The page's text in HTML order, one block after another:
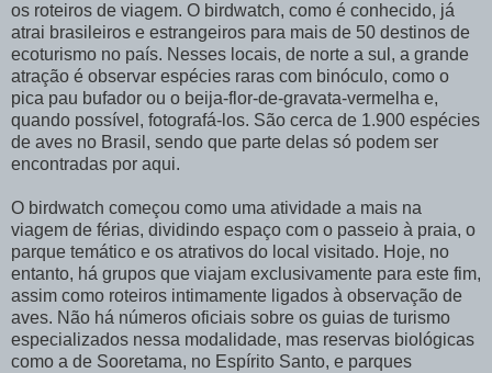
os roteiros de viagem. O birdwatch, como é conhecido, já
atrai brasileiros e estrangeiros para mais de 50 destinos de
ecoturismo no país. Nesses locais, de norte a sul, a grande
atração é observar espécies raras com binóculo, como o
pica pau bufador ou o beija-flor-de-gravata-vermelha e,
quando possível, fotografá-los. São cerca de 1.900 espécies
de aves no Brasil, sendo que parte delas só podem ser
encontradas por aqui.
O birdwatch começou como uma atividade a mais na
viagem de férias, dividindo espaço com o passeio à praia, o
parque temático e os atrativos do local visitado. Hoje, no
entanto, há grupos que viajam exclusivamente para este fim,
assim como roteiros intimamente ligados à observação de
aves. Não há números oficiais sobre os guias de turismo
especializados nessa modalidade, mas reservas biológicas
como a de Sooretama, no Espírito Santo, e parques